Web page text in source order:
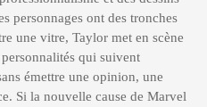
personnages ont des tronches
une vitre, Taylor met en scène
qui suivent
émettre une opinion, une
Si la nouvelle cause de Marvel